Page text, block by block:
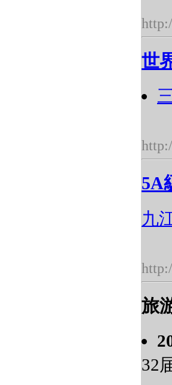
世
5A
九
旅
32